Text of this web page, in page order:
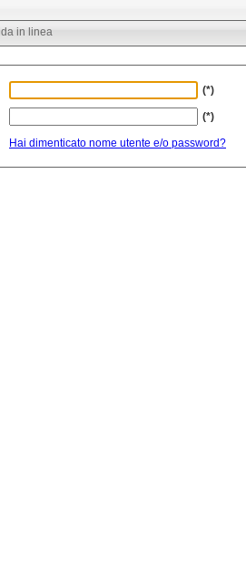
in linea
(*)
(*)
Hai dimenticato nome utente e/o password?